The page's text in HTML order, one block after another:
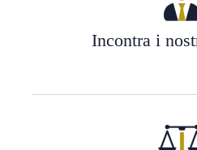
Incontra i